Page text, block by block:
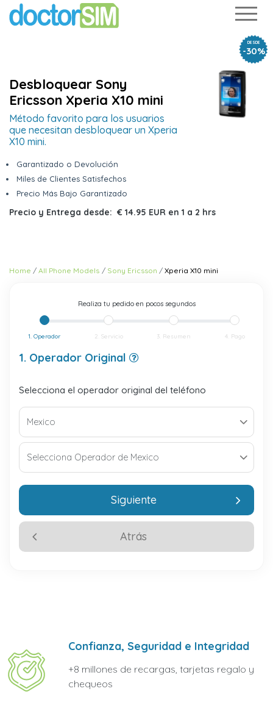
DESDE
-30%
Desbloquear Sony
Ericsson Xperia X10 mini
Método favorito para los usuarios
que necesitan desbloquear un Xperia
X10 mini.
Garantizado o Devolución
Miles de Clientes Satisfechos
Precio Más Bajo Garantizado
Precio y Entrega desde: € 14.95 EUR en 1 a 2 hrs
Home All Phone Models Sony Ericsson Xperia X10 mini
Realiza tu pedido en pocos segundos
1. Operador 2. Servicio 3. Resumen 4. Pago
1. Operador Original
Selecciona el operador original del teléfono
Atrás
Siguiente
Confianza, Seguridad e Integridad
+8 millones de recargas, tarjetas regalo y
chequeos